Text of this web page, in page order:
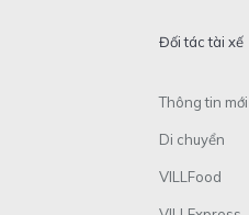
Đối tác tài xế
Thông tin
Di chuyển
VILLFood